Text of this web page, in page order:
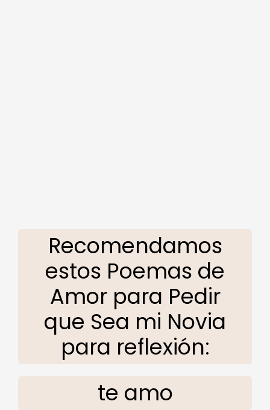
Recomendamos
estos Poemas de
Amor para Pedir
que Sea mi Novia
para reflexión:
te amo